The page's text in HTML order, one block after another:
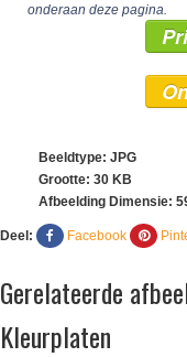
onderaan deze pagina.
Beeldtype: JPG
Grootte: 30 KB
Afbeelding Dimensie:
Deel: Facebook
Gerelateerde
Kleurplaten